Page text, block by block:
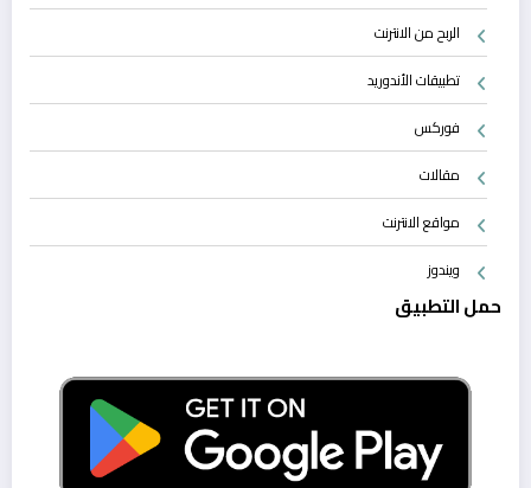
الربح من الانترنت
تطبيقات الأندوريد
فوركس
مقالات
مواقع الانترنت
ويندوز
حمل التطبيق